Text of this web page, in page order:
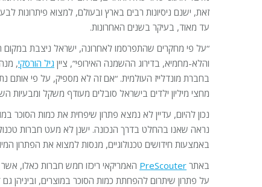
זאת, ישנם ניסיונות רבים בארץ ובעולם, למצוא פיתרונות
עד מאוד, בעיקר בשנים האחרונות.
“על פי מחקרים שהתפרסמו לאחרונה, ישראל ניצבת במקום
והלא-מחמיא, בדירוג ההשמנה האירופי”, ציין גיל הורסקי,
בחברת מונדלייז העולמית. “אם זה לא מספיק, על פי אותם
מחצי מיליון ילדים בישראל סובלים מעודף משקל ומבעיות
נכון להיום, עדיין לא נמצא פתרון שיפחית את כמות הסוכר
נראה שאנו בהחלט בדרך הנכונה. ישנן לא מעט חברות
באמצעות חידושים טכנולוגיים, מנסות למצוא את הפתרון
באתר PreScouter האמריקאי ריכזו חמש חברות כאלו, אשר
על פתרון שיתרום להפחתת כמות הסוכר במוצרים, וביניהן גם